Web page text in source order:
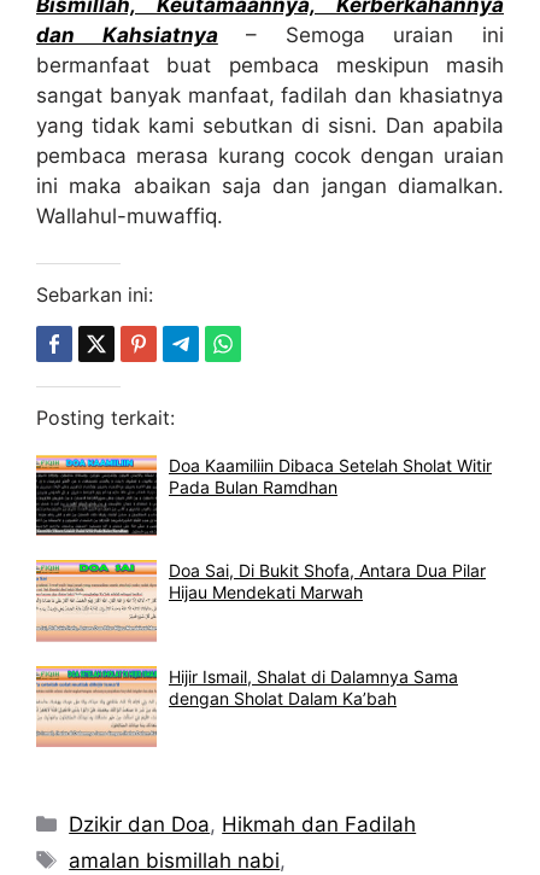
Bismillah, Keutamaannya, Kerberkahannya
dan Kahsiatnya– Semoga uraian ini
bermanfaat buat pembaca meskipun masih
sangat banyak manfaat, fadilah dan khasiatnya
yang tidak kami sebutkan di sisni. Dan apabila
pembaca merasa kurang cocok dengan uraian
ini maka abaikan saja dan jangan diamalkan.
Wallahul-muwaffiq.
Sebarkan ini:
Posting terkait:
Doa Kaamiliin Dibaca Setelah Sholat Witir
Pada Bulan Ramdhan
Doa Sai, Di Bukit Shofa, Antara Dua Pilar
Hijau Mendekati Marwah
Hijir Ismail, Shalat di Dalamnya Sama
dengan Sholat Dalam Ka’bah
Kategori
Dzikir dan Doa, Hikmah dan Fadilah
Tag
amalan bismillah nabi,